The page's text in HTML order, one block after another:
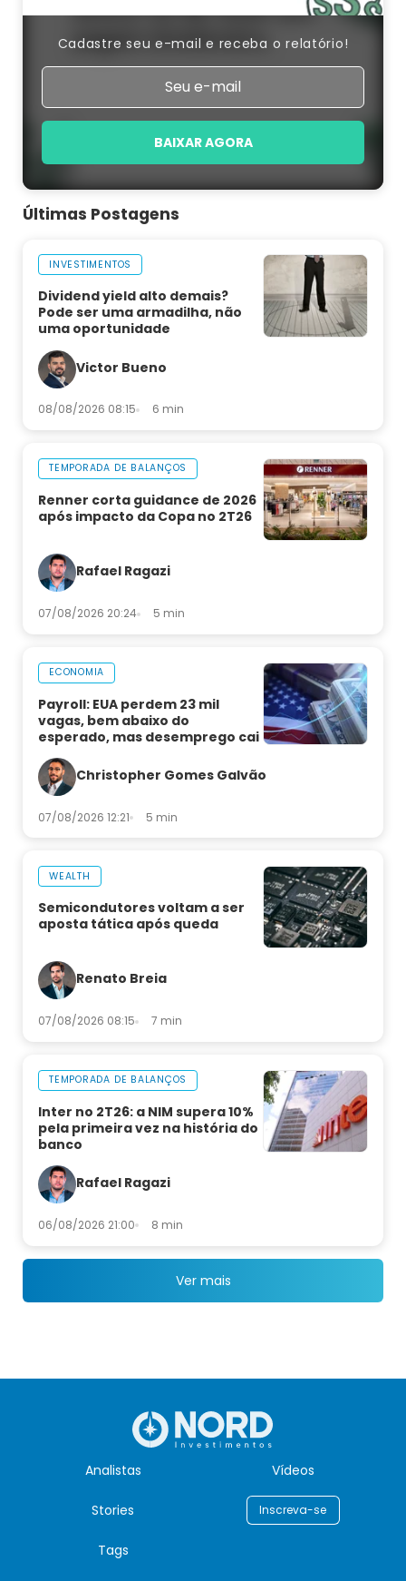
Cadastre seu e-mail e receba o relatório!
BAIXAR AGORA
Últimas Postagens
INVESTIMENTOS
Dividend yield alto demais?
Pode ser uma armadilha, não
uma oportunidade
Victor Bueno
08/08/2026 08:15 6 min
TEMPORADA DE BALANÇOS
Renner corta guidance de 2026
após impacto da Copa no 2T26
Rafael Ragazi
07/08/2026 20:24 5 min
ECONOMIA
Payroll: EUA perdem 23 mil
vagas, bem abaixo do
esperado, mas desemprego cai
Christopher Gomes Galvão
07/08/2026 12:21 5 min
WEALTH
Semicondutores voltam a ser
aposta tática após queda
Renato Breia
07/08/2026 08:15 7 min
TEMPORADA DE BALANÇOS
Inter no 2T26: a NIM supera 10%
pela primeira vez na história do
banco
Rafael Ragazi
06/08/2026 21:00 8 min
Ver mais
Analistas Vídeos
Stories Inscreva-se
Tags